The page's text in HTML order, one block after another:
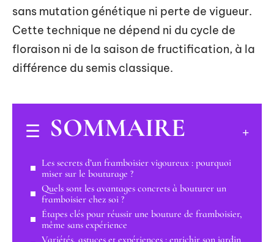
sans mutation génétique ni perte de vigueur.
Cette technique ne dépend ni du cycle de
floraison ni de la saison de fructification, à la
différence du semis classique.
SOMMAIRE
Les secrets d’un framboisier vigoureux : pourquoi
miser sur le bouturage ?
Quels sont les avantages concrets à bouturer un
framboisier chez soi ?
Étapes clés pour réussir une bouture de framboisier,
même sans expérience
Variétés, astuces et expériences : enrichir son jardin